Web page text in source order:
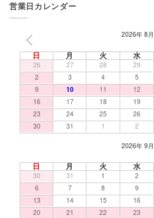
営業日カレンダー
2026年 8月
日 月 火 水
26 27 28 29
2
3 4 5
9
10 11 12
16
17 18 19
23
24 25 26
30
31 1 2
2026年 9月
日 月 火 水
30 31 1 2
6
7 8 9
13
14 15 16
20
21 22 23